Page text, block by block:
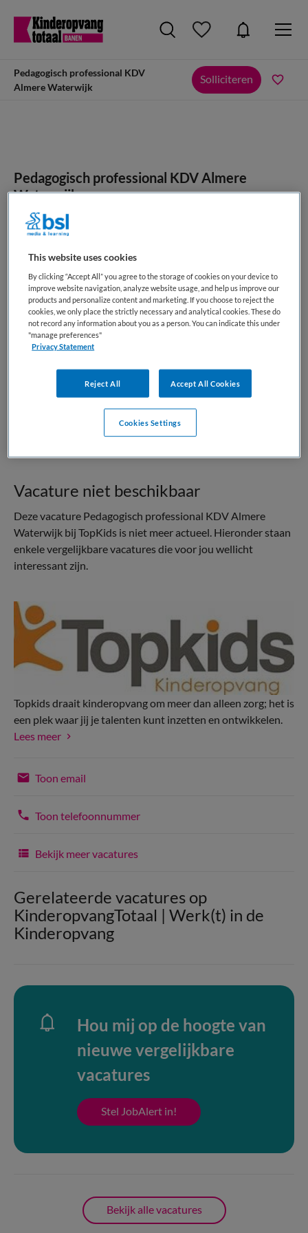
Pedagogisch professional KDV
Almere Waterwijk
Solliciteren
Pedagogisch professional KDV Almere
Waterwijk
TopKids, Soest
VAKGEBIED
Kinderopvang
FUNCTIE
Pedagogisch medewerker
BRANCHE
PLAATSINGSDATUM
5 december 2025
NIVEAU
MBO
DIENSTVERBAND
Vacature niet beschikbaar
Deze vacature Pedagogisch professional KDV Almere
Waterwijk bij TopKids is niet meer actueel. Hieronder staan
enkele vergelijkbare vacatures die voor jou wellicht
interessant zijn.
Topkids draait kinderopvang om meer dan alleen zorg; het is
een plek waar jij je talenten kunt inzetten en ontwikkelen.
Lees meer
Toon email
Toon telefoonnummer
Bekijk meer vacatures
Gerelateerde vacatures op
KinderopvangTotaal | Werk(t) in de
Kinderopvang
Hou mij op de hoogte van
nieuwe vergelijkbare
vacatures
Stel JobAlert in!
Bekijk alle vacatures
This website uses cookies
By clicking “Accept All” you agree to the storage of cookies on your device to
improve website navigation, analyze website usage, and help us improve our
products and personalize content and marketing. If you choose to reject the
cookies, we only place the strictly necessary and analytical cookies. These do
not record any information about you as a person. You can indicate this under
"manage preferences"
Privacy Statement
Reject All Accept All Cookies
Cookies Settings